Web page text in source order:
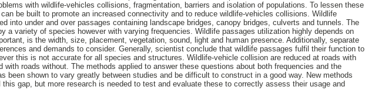
with wildlife-vehicles collisions, fragmentation, barriers and isolation of populations. To lessen these
be built to promote an increased connectivity and to reduce wildlife-vehicles collisions. Wildlife
into under and over passages containing landscape bridges, canopy bridges, culverts and tunnels. The
a variety of species however with varying frequencies. Wildlife passages utilization highly depends on
is the width, size, placement, vegetation, sound, light and human presence. Additionally, separate
and demands to consider. Generally, scientist conclude that wildlife passages fulfil their function to
this is not accurate for all species and structures. Wildlife-vehicle collision are reduced at roads with
with roads without. The methods applied to answer these questions about both frequencies and the
been shown to vary greatly between studies and be difficult to construct in a good way. New methods
this gap, but more research is needed to test and evaluate these to correctly assess their usage and